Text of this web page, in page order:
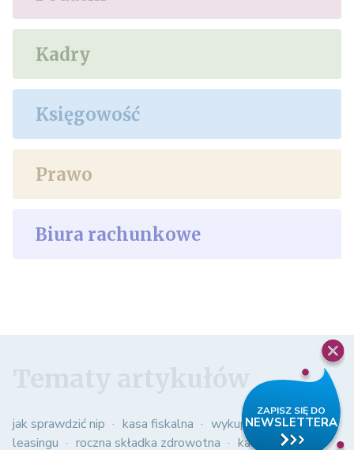
Kadry
Księgowość
Prawo
Biura rachunkowe
jak sprawdzić nip kasa fiskalna
wykup samochodu z
leasingu
roczna składka zdrowotna kasowy pit